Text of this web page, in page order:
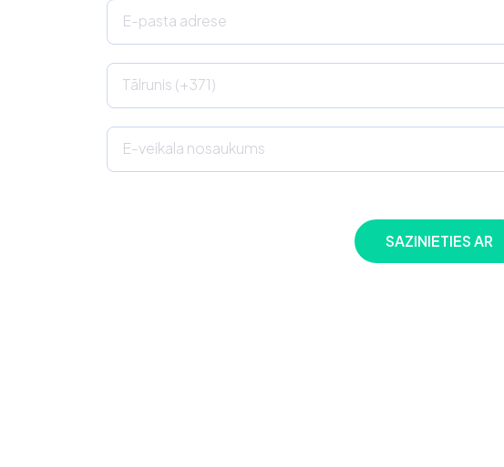
E-pasta adrese
Tālrunis (+371)
E-veikala nosaukums